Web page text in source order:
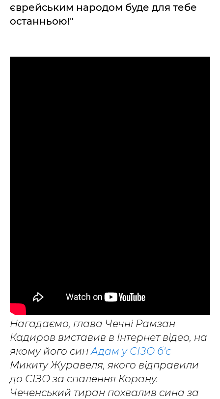
єврейським народом буде для тебе
останньою!"
Нагадаємо, глава Чечні Рамзан
Кадиров виставив в Інтернет відео, на
якому його синАдам у СІЗО б'є
Микиту Журавеля, якого відправили
до СІЗО за спалення Корану.
Чеченський тиран похвалив сина за